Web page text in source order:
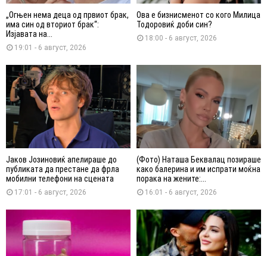
„Огњен нема деца од првиот брак,
има син од вториот брак“:
Изјавата на...
19:01 - 6 август, 2026
Ова е бизнисменот со кого Милица
Тодоровиќ доби син?
18:00 - 6 август, 2026
Јаков Јозиновиќ апелираше до
публиката да престане да фрла
мобилни телефони на сцената
17:01 - 6 август, 2026
(Фото) Наташа Беквалац позираше
како балерина и им испрати моќна
порака на жените:...
16:01 - 6 август, 2026